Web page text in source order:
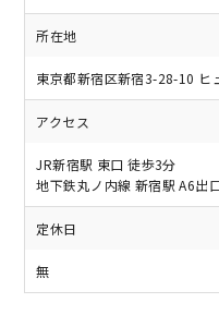
所在地
東京都新宿区新宿3-28-10 ヒ
アクセス
JR新宿駅 東口 徒歩3分
地下鉄丸ノ内線 新宿駅 A6出
定休日
無